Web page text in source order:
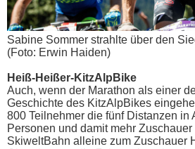
Sabine Sommer strahlte über den
(Foto: Erwin Haiden)
Heiß-Heißer-KitzAlpBike
Auch, wenn der Marathon als einer
Geschichte des KitzAlpBikes
800 Teilnehmer die fünf Distanzen in
Personen und damit mehr
SkiweltBahn alleine zum Zuschauer